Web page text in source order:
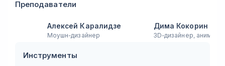
Преподаватели
Алексей Каралидзе
Моушн-дизайнер
Дима Кокорин
3D-дизайнер,
Инструменты